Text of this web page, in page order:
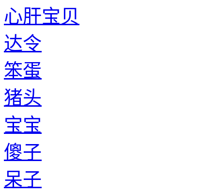
心肝宝贝
达令
笨蛋
猪头
宝宝
傻子
呆子